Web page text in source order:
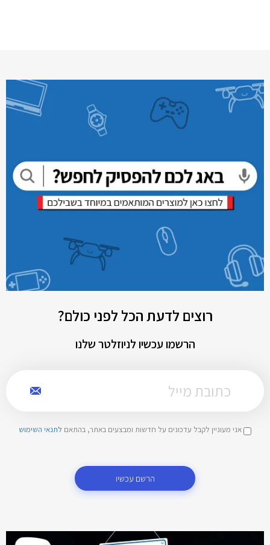
רוצים לדעת הכל לפני כולם?
הרשמו עכשיו לניוזלטר שלנו
אני מעוניין לקבל עדכונים על חדשות ומבצעים באתר, בהתאם לתנאי השימוש
הרשם עכשיו